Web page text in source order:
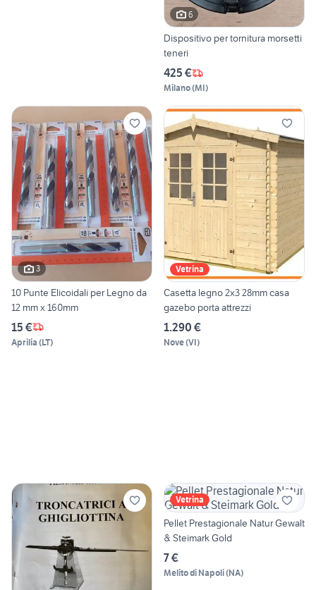
6
Dispositivo per tornitura morsetti
teneri
425 €
Milano(MI)
3
10 Punte Elicoidali per Legno da
12 mm x 160mm
15 €
Aprilia (LT)
Vetrina
Casetta legno 2x3 28mm casa
gazebo porta attrezzi
1.290 €
Nove(VI)
Vetrina
Pellet Prestagionale Natur Gewalt
& Steimark Gold
7 €
Melito di Napoli(NA)